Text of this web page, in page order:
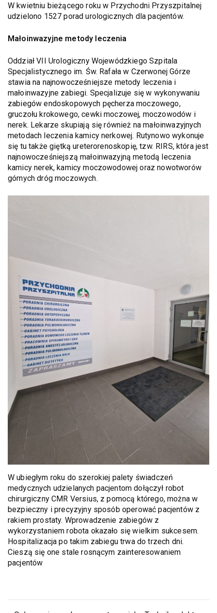
W kwietniu bieżącego roku w Przychodni Przyszpitalnej
udzielono 1527 porad urologicznych dla pacjentów.
Małoinwazyjne metody leczenia
Oddział VII Urologiczny Wojewódzkiego Szpitala
Specjalistycznego im. Św. Rafała w Czerwonej Górze
stawia na najnowocześniejsze metody leczenia i
małoinwazyjne zabiegi. Specjalizuje się w wykonywaniu
zabiegów endoskopowych pęcherza moczowego,
gruczołu krokowego, cewki moczowej, moczowodów i
nerek. Lekarze skupiają się również na małoinwazyjnych
metodach leczenia kamicy nerkowej. Rutynowo wykonuje
się tu także giętką ureterorenoskopię, tzw. RIRS, która jest
najnowocześniejszą małoinwazyjną metodą leczenia
kamicy nerek, kamicy moczowodowej oraz nowotworów
górnych dróg moczowych.
W ubiegłym roku do szerokiej palety świadczeń
medycznych udzielanych pacjentom dołączył robot
chirurgiczny CMR Versius, z pomocą którego, można w
bezpieczny i precyzyjny sposób operować pacjentów z
rakiem prostaty. Wprowadzenie zabiegów z
wykorzystaniem robota okazało się wielkim sukcesem.
Hospitalizacja po takim zabiegu trwa do trzech dni.
Cieszą się one stale rosnącym zainteresowaniem
pacjentów